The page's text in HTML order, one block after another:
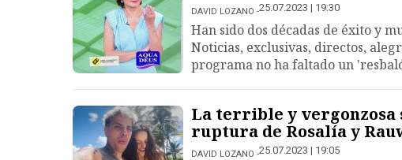
DAVID LOZANO 25.07.2023 | 19:30
Han sido dos décadas de éxito y
Noticias, exclusivas, directos,
programa no ha faltado un
La terrible y vergonzosa
ruptura de Rosalía y
DAVID LOZANO 25.07.2023 | 19:05